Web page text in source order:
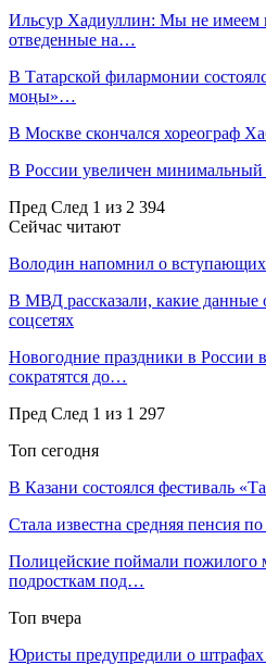
Ильсур Хадиуллин: Мы не имеем
отведенные на…
В Татарской филармонии
моңы»…
В Москве скончался хореограф
В России увеличен минимальный
Пред След 1 из 2 394
Сейчас читают
Володин напомнил о вступающих
В МВД рассказали, какие данные
соцсетях
Новогодние праздники в России
сократятся до…
Пред След 1 из 1 297
Топ сегодня
В Казани состоялся фестиваль
Стала известна средняя пенсия
Полицейские поймали пожилого
подросткам под…
Топ вчера
Юристы предупредили о штрафах